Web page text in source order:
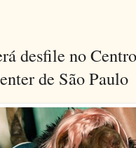
desfile no
de São Paulo